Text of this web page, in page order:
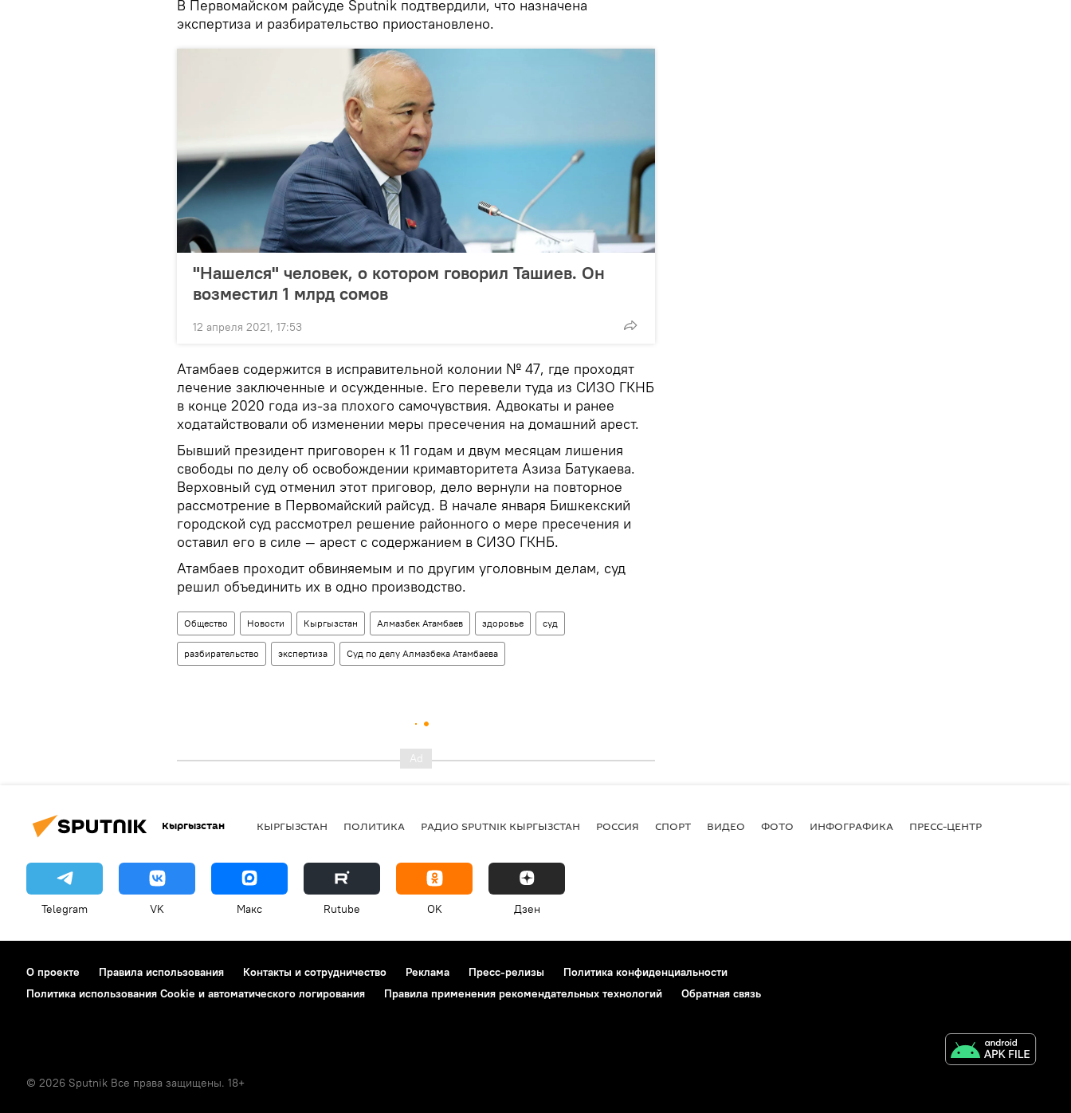
В Первомайском райсуде Sputnik подтвердили, что назначена
экспертиза и разбирательство приостановлено.
"Нашелся" человек, о котором говорил Ташиев. Он
возместил 1 млрд сомов
12 апреля 2021, 17:53
Атамбаев содержится в исправительной колонии № 47, где проходят
лечение заключенные и осужденные. Его перевели туда из СИЗО ГКНБ
в конце 2020 года из-за плохого самочувствия. Адвокаты и ранее
ходатайствовали об изменении меры пресечения на домашний арест.
Бывший президент приговорен к 11 годам и двум месяцам лишения
свободы по делу об освобождении кримавторитета Азиза Батукаева.
Верховный суд отменил этот приговор, дело вернули на повторное
рассмотрение в Первомайский райсуд. В начале января Бишкекский
городской суд рассмотрел решение районного о мере пресечения и
оставил его в силе — арест с содержанием в СИЗО ГКНБ.
Атамбаев проходит обвиняемым и по другим уголовным делам, суд
решил объединить их в одно производство.
Общество Новости Кыргызстан Алмазбек Атамбаев здоровье суд
разбирательство экспертиза Суд по делу Алмазбека Атамбаева
Кыргызстан КЫРГЫЗСТАН ПОЛИТИКА РАДИО SPUTNIK КЫРГЫЗСТАН РОССИЯ СПОРТ ВИДЕО ФОТО ИНФОГРАФИКА ПРЕСС-ЦЕНТР
Telegram VK Макс Rutube OK Дзен
О проекте Правила использования Контакты и сотрудничество Реклама Пресс-релизы
Политика конфиденциальности
Политика использования Cookie и автоматического логирования
Правила применения рекомендательных технологий Обратная связь
© 2026 Sputnik Все права защищены. 18+